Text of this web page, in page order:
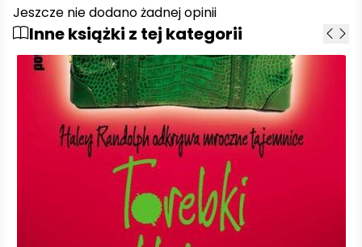
Jeszcze nie dodano żadnej opinii
Inne książki z tej kategorii